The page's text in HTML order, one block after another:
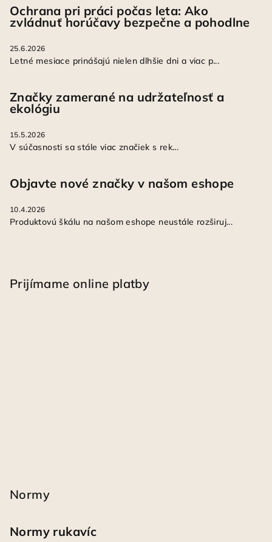
Ochrana pri práci počas leta: Ako
zvládnuť horúčavy bezpečne a pohodlne
25.6.2026
Letné mesiace prinášajú nielen dlhšie dni a viac p...
Značky zamerané na udržateľnosť a
ekológiu
15.5.2026
V súčasnosti sa stále viac značiek s rek...
Objavte nové značky v našom eshope
10.4.2026
Produktovú škálu na našom eshope neustále rozširuj...
Prijímame online platby
Normy
Normy rukavíc